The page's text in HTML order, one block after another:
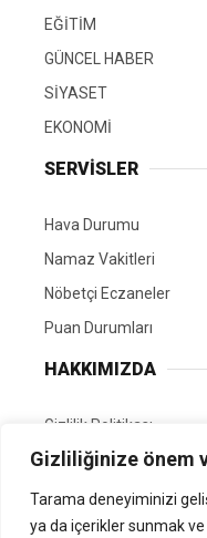
Gizliliğinize önem
Tarama deneyiminizi
ya da içerikler sunmak
EĞİTİM
GÜNCEL HABER
SİYASET
EKONOMİ
SERVİSLER
Hava Durumu
Namaz Vakitleri
Nöbetçi Eczaneler
Puan Durumları
HAKKIMIZDA
Gizlilik Politikası
GÖNÜLLÜ